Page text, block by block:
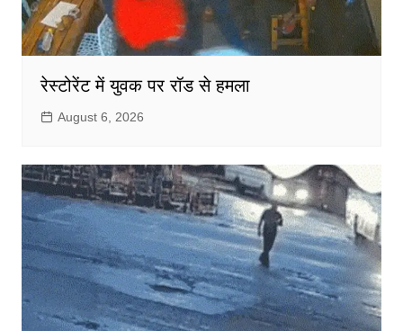
रेस्टोरेंट में युवक पर रॉड से हमला
August 6, 2026